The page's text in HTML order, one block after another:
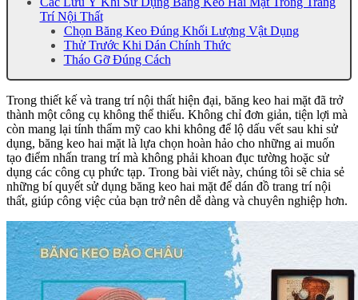
Trí Nội Thất
Chọn Băng Keo Đúng Khối Lượng Vật Dụng
Thử Trước Khi Dán Chính Thức
Tháo Gỡ Đúng Cách
Trong thiết kế và trang trí nội thất hiện đại, băng keo hai mặt đã trở
thành một công cụ không thể thiếu. Không chỉ đơn giản, tiện lợi mà
còn mang lại tính thẩm mỹ cao khi không để lộ dấu vết sau khi sử
dụng, băng keo hai mặt là lựa chọn hoàn hảo cho những ai muốn
tạo điểm nhấn trang trí mà không phải khoan đục tường hoặc sử
dụng các công cụ phức tạp. Trong bài viết này, chúng tôi sẽ chia sẻ
những bí quyết sử dụng băng keo hai mặt để dán đồ trang trí nội
thất, giúp công việc của bạn trở nên dễ dàng và chuyên nghiệp hơn.